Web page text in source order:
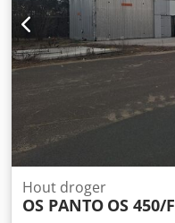
Hout droger
OS PANTO OS 450/F